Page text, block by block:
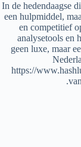
In de hedendaagse
een hulpmiddel,
en competitief
analysetools en
geen luxe, maar
https://